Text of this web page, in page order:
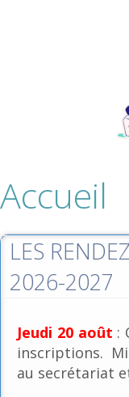
Accueil
LES
2026-2027
Jeudi 20 août :
inscriptions.
au secrétariat